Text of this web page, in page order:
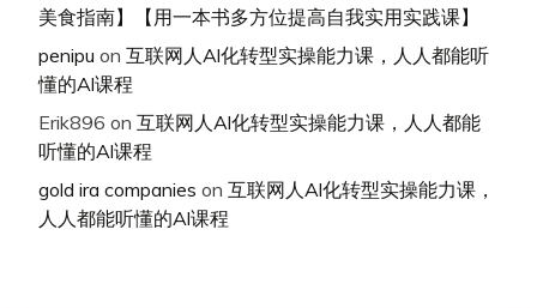
美食指南】【用一本书多方位提高自我实用实践课】
penipu on 互联网人Al化转型实操能力课，人人都能听
懂的Al课程
Erik896 on 互联网人Al化转型实操能力课，人人都能
听懂的Al课程
gold ira companies on 互联网人Al化转型实操能力课，
人人都能听懂的Al课程